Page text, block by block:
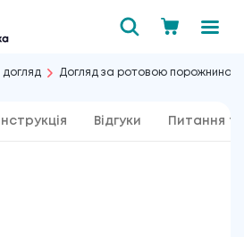
Догляд за ротовою порожниною
Інструкція Відгуки Питання та